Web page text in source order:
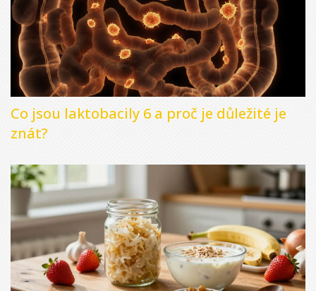
Co jsou laktobacily 6 a proč je důležité je
znát?